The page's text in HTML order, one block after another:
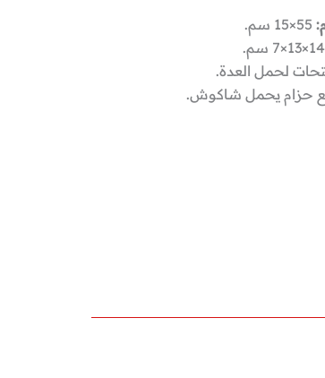
14×13×7 سم.
حزام يحمل شاكوش.